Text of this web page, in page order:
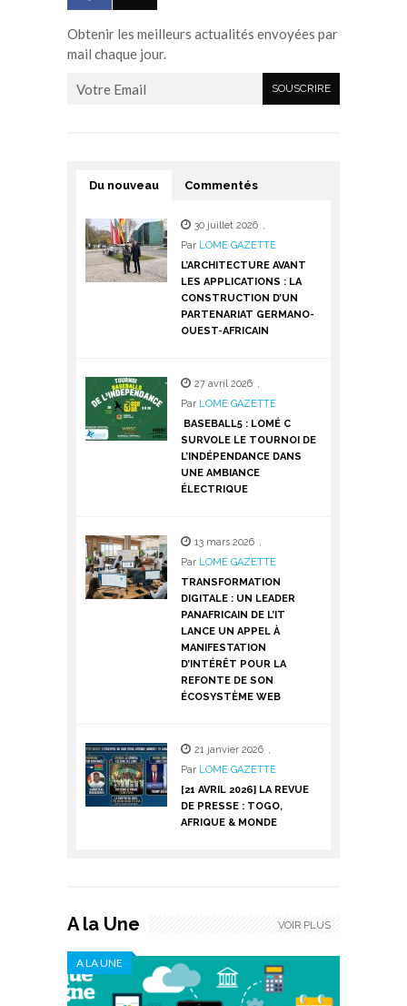
Obtenir les meilleurs actualités envoyées par
mail chaque jour.
Du nouveau Commentés
30 juillet 2026 ,
Par LOME GAZETTE
L’ARCHITECTURE AVANT
LES APPLICATIONS : LA
CONSTRUCTION D’UN
PARTENARIAT GERMANO-
OUEST-AFRICAIN
27 avril 2026 ,
Par LOME GAZETTE
BASEBALL5 : LOMÉ C
SURVOLE LE TOURNOI DE
L’INDÉPENDANCE DANS
UNE AMBIANCE
ÉLECTRIQUE
13 mars 2026 ,
Par LOME GAZETTE
TRANSFORMATION
DIGITALE : UN LEADER
PANAFRICAIN DE L’IT
LANCE UN APPEL À
MANIFESTATION
D’INTÉRÊT POUR LA
REFONTE DE SON
ÉCOSYSTÈME WEB
21 janvier 2026 ,
Par LOME GAZETTE
[21 AVRIL 2026] LA REVUE
DE PRESSE : TOGO,
AFRIQUE & MONDE
A la Une
A LA UNE
VOIR PLUS